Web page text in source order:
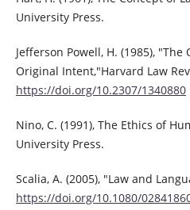
University Press.
Jefferson Powell, H. (1985),
Original Intent,"Harvard Law
https://doi.org/10.2307/1340880
Nino, C. (1991), The Ethics of
University Press.
Scalia, A. (2005), "Law and
https://doi.org/10.1080/